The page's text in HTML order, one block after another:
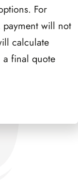
For
will not
calculate
a final quote